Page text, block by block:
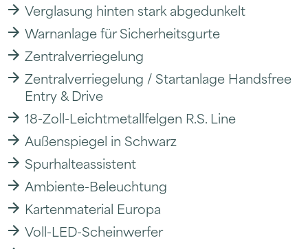
Verglasung hinten stark abgedunkelt
Warnanlage für Sicherheitsgurte
Zentralverriegelung
Zentralverriegelung / Startanlage Handsfree
Entry & Drive
18-Zoll-Leichtmetallfelgen R.S. Line
Außenspiegel in Schwarz
Spurhalteassistent
Ambiente-Beleuchtung
Kartenmaterial Europa
Voll-LED-Scheinwerfer